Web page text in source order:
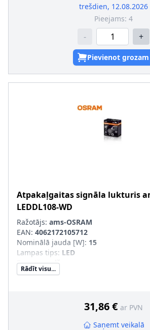
trešdien, 12.08.2026
Pieejams: 4
- +
Pievienot grozam
Atpakaļgaitas signāla lukturis
LEDDL108-WD
Ražotājs: ams-OSRAM
EAN: 4062172105712
Nominālā jauda [W]: 15
Lampas tips: LED
Forma:apaļš
Montāžas veids
Rādīt visu...
31,86 € ar PVN
Saņemt veikalā